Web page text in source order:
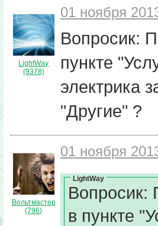
LightWay
(9378)
01 ноября
Вопросик:
пункте
электрика
"Другие" ?
Вольтмастер
(796)
01 ноября
LightWay
Вопросик:
в пункте